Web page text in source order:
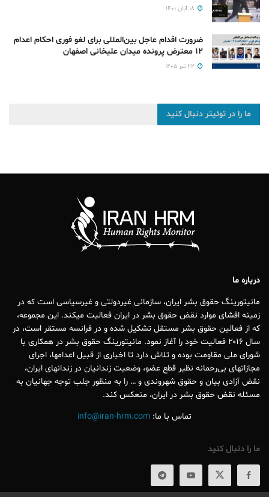
ضرورت اقدام عاجل بین‌المللی برای لغو فوری احکام اعدام
۱۲ معترض پرونده میدان علیخانی اصفهان
ما را در توئیتر دنبال کنید
درباره ما
مانیتورینگ حقوق بشر ایران، سازمانی غیردولتی و غیرسیاسی است که در
زمینه افشای موارد نقض حقوق بشر در ایران فعالیت میکند. این مجموعه،
که از فعالین حقوق بشر مستقل تشکیل شده و در فرانسه مستقر است، در
سال ۲۰۱۶ فعالیت خود را آغاز نمود. مانیتورینگ حقوق بشر در همکاری با
شورای ملی مقاومت بوده و تلاش دارد تا اخباری از قبیل اعدامها، اجرای
مجازاتهای بی‌رحمانه نظیر قطع عضو، وضعیت زندانیان در زندانهای ایران،
نقض آزادی بیان و حقوق شهروندی و … را به منظور جلب توجه جهانیان به
مسئله نقض حقوق بشر در ایران، منعکس کند.
تماس با ما: info@iran-hrm.com
ما را دنبال کنید